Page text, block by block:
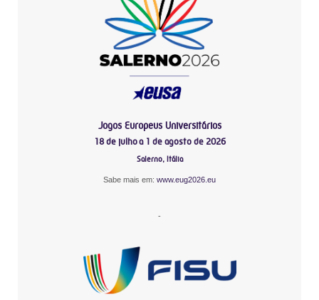
Jogos Europeus Universitários
18 de julho a 1 de agosto de 2026
Salerno, Itália
Sabe mais em: www.eug2026.eu
-